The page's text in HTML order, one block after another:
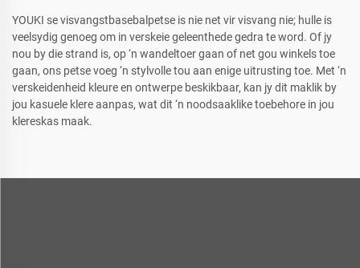
YOUKI se visvangstbasebalpetse is nie net vir visvang nie; hulle is
veelsydig genoeg om in verskeie geleenthede gedra te word. Of jy
nou by die strand is, op ‘n wandeltoer gaan of net gou winkels toe
gaan, ons petse voeg ‘n stylvolle tou aan enige uitrusting toe. Met ‘n
verskeidenheid kleure en ontwerpe beskikbaar, kan jy dit maklik by
jou kasuele klere aanpas, wat dit ‘n noodsaaklike toebehore in jou
klereskas maak.